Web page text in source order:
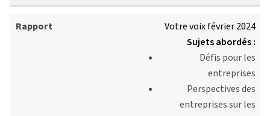
Votre voix février 2024
Sujets abordés :
Défis pour les
entreprises
Perspectives des
entreprises sur les